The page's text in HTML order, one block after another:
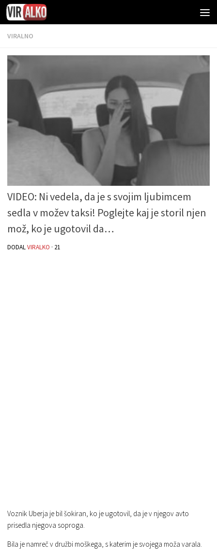
VIRALNO
VIDEO: Ni vedela, da je s svojim ljubimcem
sedla v možev taksi! Poglejte kaj je storil njen
mož, ko je ugotovil da…
DODALVIRALKO · 21
Voznik Uberja je bil šokiran, ko je ugotovil, da je v njegov avto
prisedla njegova soproga.
Bila je namreč v družbi moškega, s katerim je svojega moža varala.